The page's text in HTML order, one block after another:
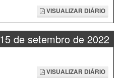
VISUALIZAR DIÁRIO
15 de setembro de 2022
VISUALIZAR DIÁRIO